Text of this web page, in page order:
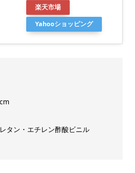
楽天市場
Yahooショッピング
タン・エチレン酢酸ビニル